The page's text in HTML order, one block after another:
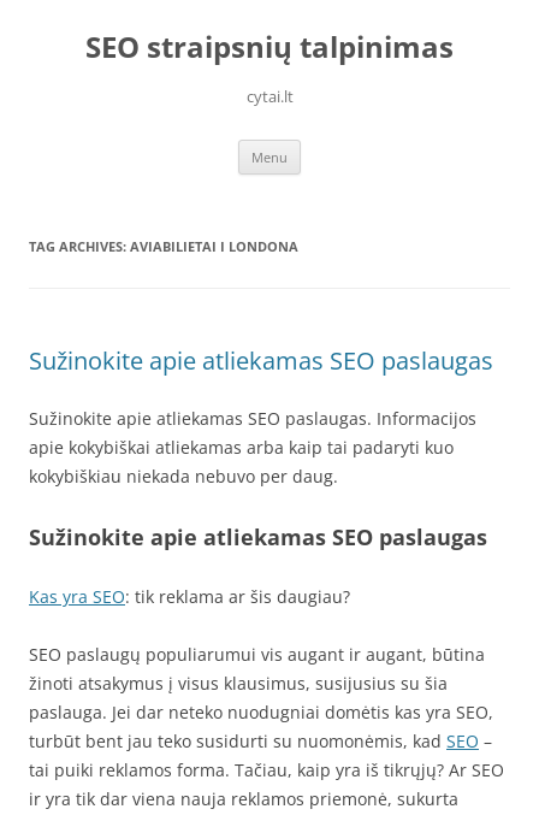
contentSEO straipsnių talpinimas
cytai.lt
Menu
TAG ARCHIVES: AVIABILIETAI I LONDONA
Sužinokite apie atliekamas SEO paslaugas
Sužinokite apie atliekamas SEO paslaugas. Informacijos
apie kokybiškai atliekamas arba kaip tai padaryti kuo
kokybiškiau niekada nebuvo per daug.
Sužinokite apie atliekamas SEO paslaugas
Kas yra SEO: tik reklama ar šis daugiau?
SEO paslaugų populiarumui vis augant ir augant, būtina
žinoti atsakymus į visus klausimus, susijusius su šia
paslauga. Jei dar neteko nuodugniai domėtis kas yra SEO,
turbūt bent jau teko susidurti su nuomonėmis, kad SEO –
tai puiki reklamos forma. Tačiau, kaip yra iš tikrųjų? Ar SEO
ir yra tik dar viena nauja reklamos priemonė, sukurta